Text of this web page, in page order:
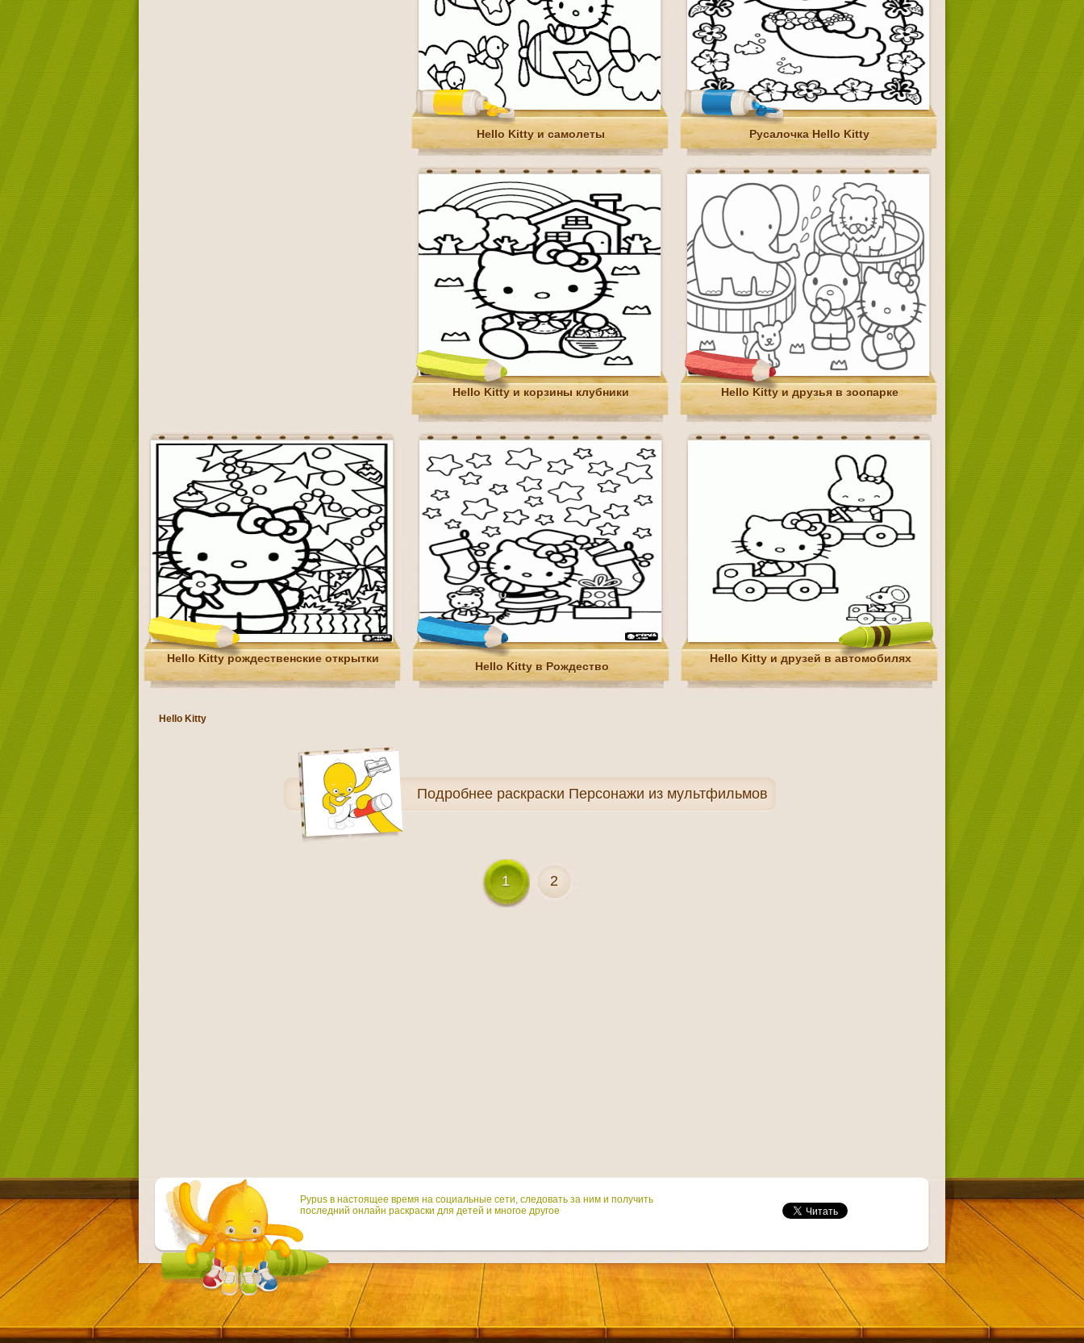
Hello Kitty и самолеты Русалочка Hello Kitty
Hello Kitty и корзины клубники Hello Kitty и друзья в зоопарке
Hello Kitty рождественские открытки
Hello Kitty в Рождество
Hello Kitty и друзей в автомобилях
Hello Kitty
Подробнее раскраски Персонажи из мультфильмов
1 2
Pypus в настоящее время на социальные сети, следовать за ним и получить
последний онлайн раскраски для детей и многое другое